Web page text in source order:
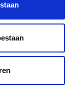
Mijn tickets
Mijn verlanglijst